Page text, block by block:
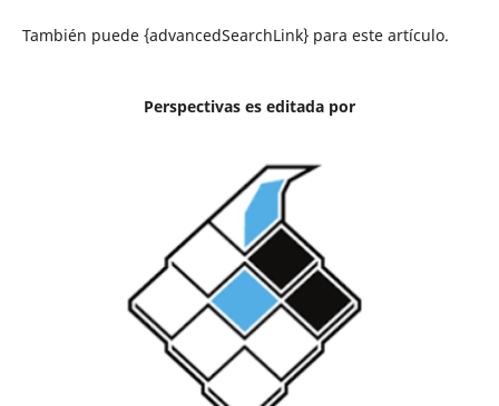
También puede {advancedSearchLink} para este artículo.
Perspectivas es editada por